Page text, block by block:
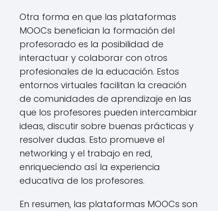
Otra forma en que las plataformas
MOOCs benefician la formación del
profesorado es la posibilidad de
interactuar y colaborar con otros
profesionales de la educación. Estos
entornos virtuales facilitan la creación
de comunidades de aprendizaje en las
que los profesores pueden intercambiar
ideas, discutir sobre buenas prácticas y
resolver dudas. Esto promueve el
networking y el trabajo en red,
enriqueciendo así la experiencia
educativa de los profesores.
En resumen, las plataformas MOOCs son